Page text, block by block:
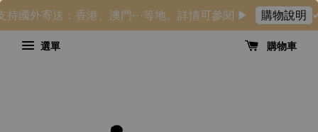
送：香港、澳門⋯等地。詳情可參閱 ▶ 購物說明 ✔ 新會員
選單 購物車